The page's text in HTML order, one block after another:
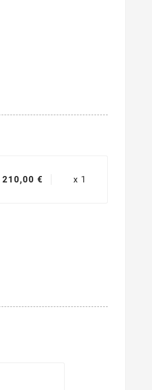
210,00 € x 1